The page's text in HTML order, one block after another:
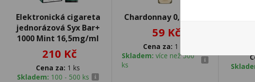
Elektronická cigareta
jednorázová Syx Bar+
1000 Mint 16,5mg/ml
210 Kč
Cena za: 1 ks
Skladem: 100 - 500 ks
Chardonnay 0,5l D'Or
59 Kč
Cena za: 1 ks
Skladem: více než 500
ks